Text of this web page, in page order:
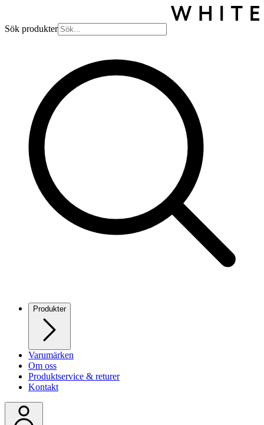
Sök produkter
Produkter
Varumärken
Om oss
Produktservice & returer
Kontakt